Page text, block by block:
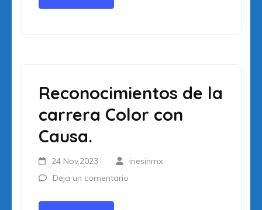
Reconocimientos de la
carrera Color con
Causa.
24 Nov,2023
inesinmx
Deja un comentario